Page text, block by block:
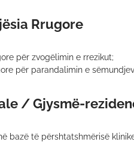
Rrugore
për zvogëlimin e rrezikut;
për parandalimin e
/ Gjysmë-
bazë të përshtatshmërisë